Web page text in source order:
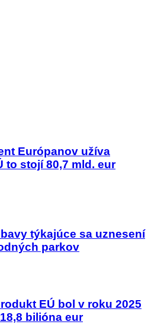
Európanov užíva
to stojí 80,7 mld. eur
týkajúce sa uznesení
parkov
EÚ bol v roku 2025
bilióna eur